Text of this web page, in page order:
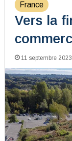
France
Vers la
11 septembre 2023